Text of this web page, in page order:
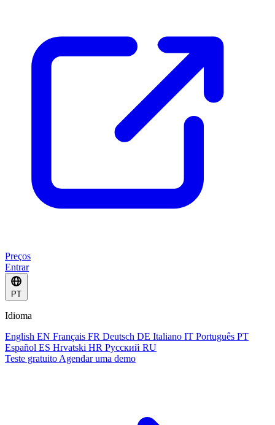
Preços
Entrar
PT
Idioma
English EN Français FR Deutsch DE Italiano IT Português PT
Español ES Hrvatski HR Русский RU
Teste gratuito Agendar uma demo